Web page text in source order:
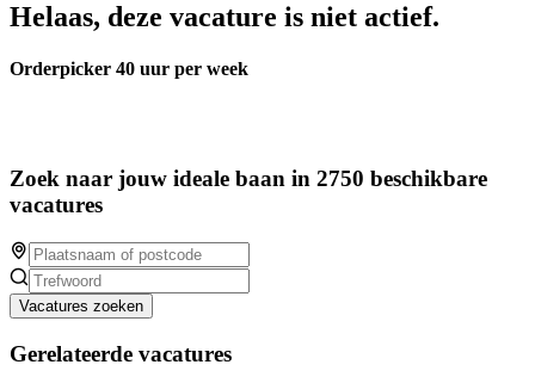
Helaas, deze vacature is niet actief.
Orderpicker 40 uur per week
Zoek naar jouw ideale baan in 2750 beschikbare
vacatures
Vacatures zoeken
Gerelateerde vacatures